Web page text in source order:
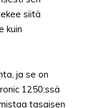
siitä
kuin
ja se on
1250:ssä
tasaisen